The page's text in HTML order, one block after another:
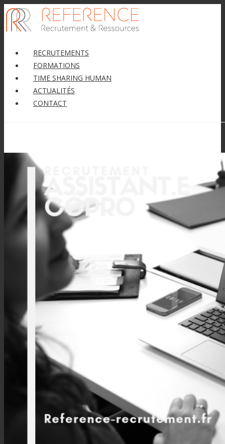
RECRUTEMENTS
FORMATIONS
TIME SHARING HUMAN
ACTUALITÉS
CONTACT